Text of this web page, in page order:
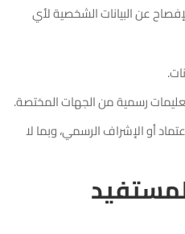
عن البيانات الشخصية لأي
رسمية من الجهات المختصة.
أو الإشراف الرسمي، وبما لا